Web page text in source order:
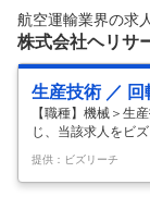
測量業務担当者と
量等に関する測量
…
航空運輸業界の求人
株式会社ヘリサ
生産技術 ／
【職種】機械＞生
じ、当該求人をビ
ます 回転翼航空機
航整備は空中散布
検、運航支援をし
提供：ビズリーチ